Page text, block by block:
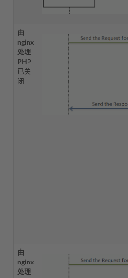
由
nginx
处理
PHP
已关
闭
由
nginx
处理